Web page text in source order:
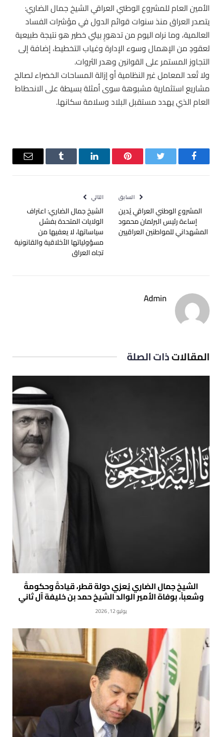
الأمين العام للمشروع الوطني العراقي الشيخ جمال الضاري:
يتصدر العراق منذ سنوات قوائم الدول في مؤشرات الفساد
العالمية، وما نراه اليوم من تدهورٍ بيئي خطير هو نتيجة طبيعية
لعقودٍ من الإهمال وسوء الإدارة وغياب التخطيط، إضافة إلى
التجاوز المستمر على القوانين وهدر الثروات.
ولا تُعد المعامل غير النظامية أو إزالة المساحات الخضراء لصالح
مشاريع استثمارية مشبوهة سوى أمثلة بسيطة على الانحطاط
العام الذي يهدد مستقبل البلاد وسلامة سكانها.
فيسبوك تويتر بينتيريستلينكدإن Tumblr
البريد
السابق
المشروع الوطني العراقي يُدين
إساءة رئيس البرلمان محمود
المشهداني للمواطنين العراقيين
التالي
الشيخ جمال الضاري: اعتراف
الولايات المتحدة بفشل
سياساتها، لا يعفيها من
مسؤولياتها الأخلاقية والقانونية
تجاه العراق
Admin
المقالاتذات الصلة
الشيخ جمال الضاري يُعزي دولة قطر، قيادةً وحكومةً
وشعباً، بوفاة الأمير الوالد الشيخ حمد بن خليفة آل ثاني
يوليو 12, 2026